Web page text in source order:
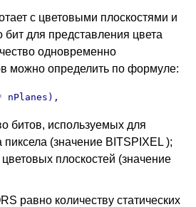
с цветовыми плоскостями и
бит для представления цвета
одновременно
можно определить по формуле:
nPlanes),
битов, используемых для
пиксела (значение BITSPIXEL );
плоскостей (значение
равно количеству статических